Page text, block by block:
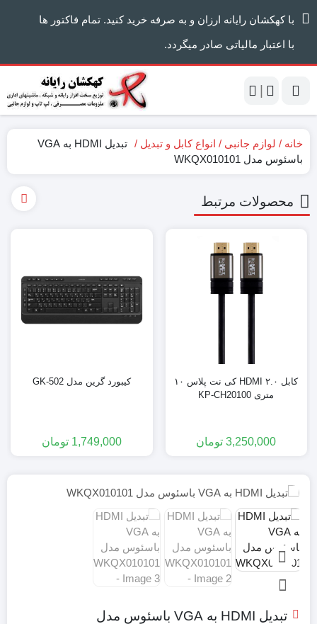
با کهکشان رایانه ارزان و به صرفه خرید کنید. تمام فاکتور ها
با اعتبار مالیاتی صادر میگردد.
|
خانه لوازم جانبی انواع کابل و تبدیل
تبدیل HDMI به VGA
باسئوس مدل WKQX010101
محصولات مرتبط
کابل ۲.۰ HDMI کی نت پلاس ۱۰
متری KP-CH20100
3,250,000 تومان
کیبورد گرین مدل GK-502
1,749,000 تومان
تبدیل HDMI به VGA باسئوس مدل